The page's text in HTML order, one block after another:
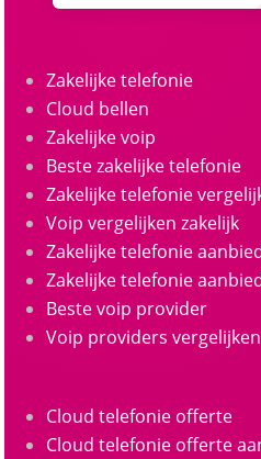
Zakelijke telefonie
Cloud bellen
Zakelijke voip
Beste zakelijke telefonie
Zakelijke telefonie
Voip vergelijken zakelijk
Zakelijke telefonie
Zakelijke telefonie
Beste voip provider
Voip providers vergelijken
Cloud telefonie offerte
Cloud telefonie offerte